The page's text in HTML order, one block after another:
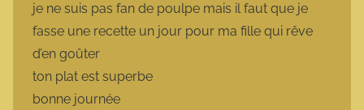
je ne suis pas fan de poulpe mais il faut que je
fasse une recette un jour pour ma fille qui rêve
d’en goûter
ton plat est superbe
bonne journée